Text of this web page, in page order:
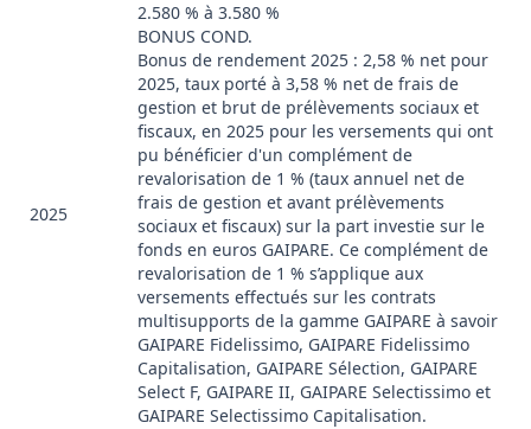
2025
2.580 % à 3.580 %
BONUS COND.
Bonus de rendement 2025 : 2,58 % net pour
2025, taux porté à 3,58 % net de frais de
gestion et brut de prélèvements sociaux et
fiscaux, en 2025 pour les versements qui ont
pu bénéficier d'un complément de
revalorisation de 1 % (taux annuel net de
frais de gestion et avant prélèvements
sociaux et fiscaux) sur la part investie sur le
fonds en euros GAIPARE. Ce complément de
revalorisation de 1 % s’applique aux
versements effectués sur les contrats
multisupports de la gamme GAIPARE à savoir
GAIPARE Fidelissimo, GAIPARE Fidelissimo
Capitalisation, GAIPARE Sélection, GAIPARE
Select F, GAIPARE II, GAIPARE Selectissimo et
GAIPARE Selectissimo Capitalisation.